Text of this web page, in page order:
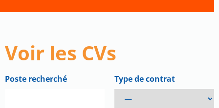
Voir les CVs
Poste recherché Type de contrat